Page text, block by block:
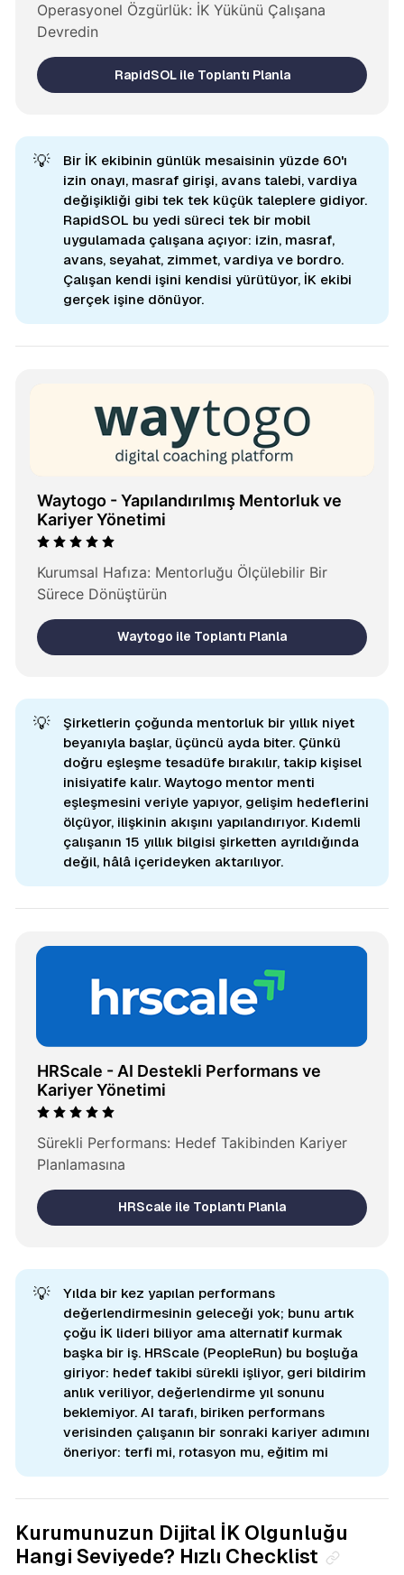
Operasyonel Özgürlük: İK Yükünü Çalışana
Devredin
RapidSOL ile Toplantı Planla
💡
Bir İK ekibinin günlük mesaisinin yüzde 60'ı
izin onayı, masraf girişi, avans talebi, vardiya
değişikliği gibi tek tek küçük taleplere gidiyor.
RapidSOL bu yedi süreci tek bir mobil
uygulamada çalışana açıyor: izin, masraf,
avans, seyahat, zimmet, vardiya ve bordro.
Çalışan kendi işini kendisi yürütüyor, İK ekibi
gerçek işine dönüyor.
Waytogo - Yapılandırılmış Mentorluk ve
Kariyer Yönetimi
Kurumsal Hafıza: Mentorluğu Ölçülebilir Bir
Sürece Dönüştürün
Waytogo ile Toplantı Planla
💡
Şirketlerin çoğunda mentorluk bir yıllık niyet
beyanıyla başlar, üçüncü ayda biter. Çünkü
doğru eşleşme tesadüfe bırakılır, takip kişisel
inisiyatife kalır. Waytogo mentor menti
eşleşmesini veriyle yapıyor, gelişim hedeflerini
ölçüyor, ilişkinin akışını yapılandırıyor. Kıdemli
çalışanın 15 yıllık bilgisi şirketten ayrıldığında
değil, hâlâ içerideyken aktarılıyor.
HRScale - AI Destekli Performans ve
Kariyer Yönetimi
Sürekli Performans: Hedef Takibinden Kariyer
Planlamasına
HRScale ile Toplantı Planla
💡
Yılda bir kez yapılan performans
değerlendirmesinin geleceği yok; bunu artık
çoğu İK lideri biliyor ama alternatif kurmak
başka bir iş. HRScale (PeopleRun) bu boşluğa
giriyor: hedef takibi sürekli işliyor, geri bildirim
anlık veriliyor, değerlendirme yıl sonunu
beklemiyor. AI tarafı, biriken performans
verisinden çalışanın bir sonraki kariyer adımını
öneriyor: terfi mi, rotasyon mu, eğitim mi
Kurumunuzun Dijital İK Olgunluğu
Hangi Seviyede? Hızlı Checklist